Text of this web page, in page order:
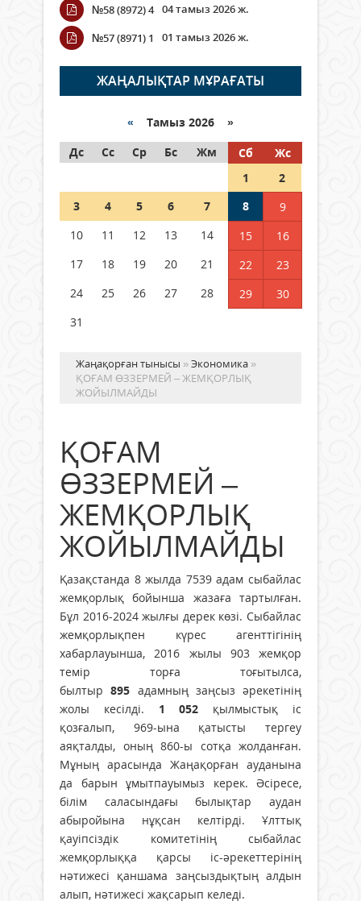
Wi-Fi ҚАБЫРҒА АРҚЫЛЫ ҚАЛАЙ
ӨТЕДІ?
06 тамыз 2026 ж. 265
граждане Казахстана,
05 тамыз 2026 ж. 146
Шетелде жүрген Қазақстан
азаматтары қалай дауыс бере
№58 (8972) 4 04 тамыз 2026 ж.
№57 (8971) 1
01 тамыз 2026 ж.
ЖАҢАЛЫҚТАР МҰРАҒАТЫ
« Тамыз 2026 »
Дс
Сс Ср Бс Жм Сб
Жс
1
2
3
4 5 6 7 8
9
10
11 12 13 14 15
16
17
18 19 20 21 22
23
24
25 26 27 28 29
30
31
Жаңақорған тынысы »Экономика »
ҚОҒАМ ӨЗЗЕРМЕЙ – ЖЕМҚОРЛЫҚ
ЖОЙЫЛМАЙДЫ
ҚОҒАМ
ӨЗЗЕРМЕЙ –
ЖЕМҚОРЛЫҚ
ЖОЙЫЛМАЙДЫ
Қазақстанда 8 жылда 7539 адам сыбайлас
жемқорлық бойынша жазаға тартылған.
Бұл 2016-2024 жылғы дерек көзі. Сыбайлас
жемқорлықпен күрес агенттігінің
хабарлауынша, 2016 жылы 903 жемқор
темір торға тоғытылса,
былтыр895 адамның заңсыз әрекетінің
жолы кесілді. 1 052 қылмыстық іс
қозғалып, 969-ына қатысты тергеу
аяқталды, оның 860-ы сотқа жолданған.
Мұның арасында Жаңақорған ауданына
да барын ұмытпауымыз керек. Әсіресе,
білім саласындағы былықтар аудан
абыройына нұқсан келтірді. Ұлттық
қауіпсіздік комитетінің сыбайлас
жемқорлыққа қарсы іс-әрекеттерінің
нәтижесі қаншама заңсыздықтың алдын
алып, нәтижесі жақсарып келеді.